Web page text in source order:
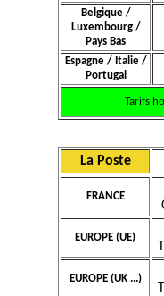
Belgique /
Luxembourg /
Pays Bas
Espagne / Italie /
Portugal
Tarifs
La Poste
FRANCE
EUROPE (UE)
EUROPE (UK ...)